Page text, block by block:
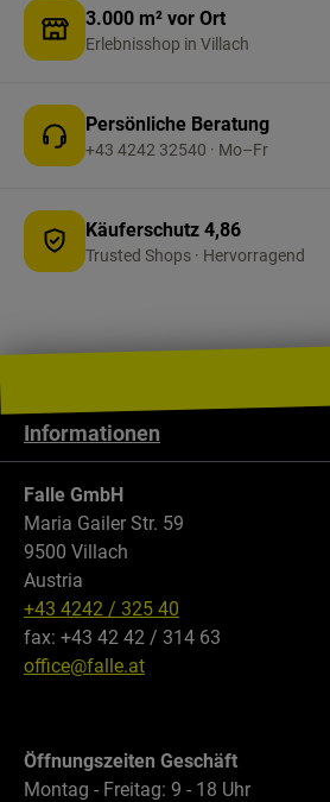
3.000 m² vor Ort
Erlebnisshop in Villach
Persönliche Beratung
+43 4242 32540 · Mo–Fr
Käuferschutz 4,86
Trusted Shops · Hervorragend
Falle GmbH
Maria Gailer Str. 59
9500 Villach
Austria
+43 4242 / 325 40
fax: +43 42 42 / 314 63
office@falle.at
Öffnungszeiten Geschäft
Montag - Freitag: 9 - 18 Uhr
Informationen